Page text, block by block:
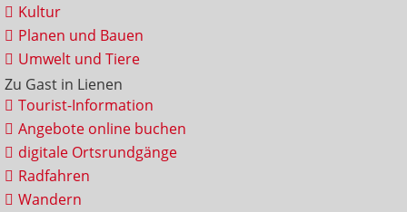
Kultur
Planen und Bauen
Umwelt und Tiere
Zu Gast in Lienen
Tourist-Information
Angebote online buchen
digitale Ortsrundgänge
Radfahren
Wandern